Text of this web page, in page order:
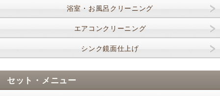
浴室・お風呂クリーニング
エアコンクリーニング
シンク鏡面仕上げ
セット・メニュー